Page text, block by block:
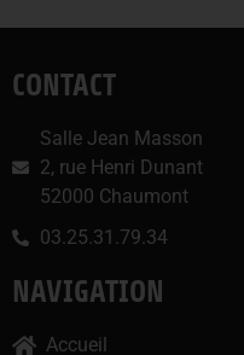
CONTACT
Salle Jean Masson
2, rue Henri Dunant
52000 Chaumont
03.25.31.79.34
NAVIGATION
Accueil